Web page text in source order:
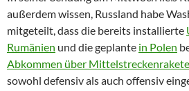
außerdem wissen, Russland habe
mitgeteilt, dass die bereits installierte
Rumänien und die geplante in Polen
Abkommen über
sowohl defensiv als auch offensiv